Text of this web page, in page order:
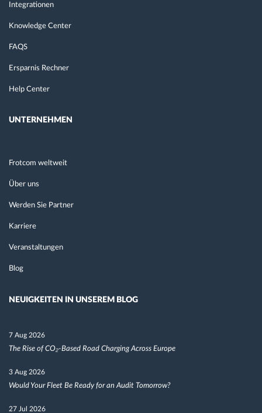
Integrationen
Knowledge Center
FAQS
Ersparnis Rechner
Help Center
UNTERNEHMEN
Frotcom weltweit
Über uns
Werden Sie Partner
Karriere
Veranstaltungen
Blog
NEUIGKEITEN IN UNSEREM BLOG
7 Aug 2026
The Rise of CO₂-Based Road Charging Across Europe
3 Aug 2026
Would Your Fleet Be Ready for an Audit Tomorrow?
27 Jul 2026